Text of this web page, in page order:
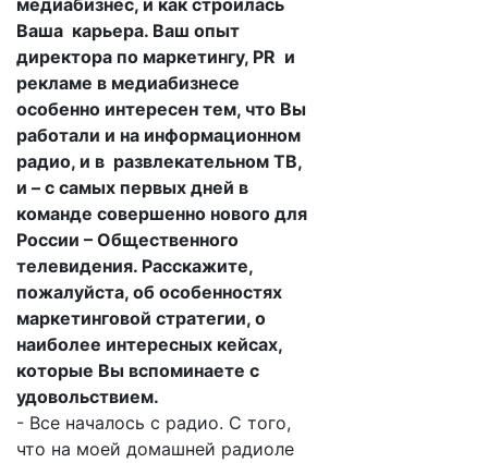
медиабизнес, и как строилась
Ваша карьера. Ваш опыт
директора по маркетингу, PR и
рекламе в медиабизнесе
особенно интересен тем, что Вы
работали и на информационном
радио, и в развлекательном ТВ,
и – с самых первых дней в
команде совершенно нового для
России – Общественного
телевидения. Расскажите,
пожалуйста, об особенностях
маркетинговой стратегии, о
наиболее интересных кейсах,
которые Вы вспоминаете с
удовольствием.
- Все началось с радио. С того,
что на моей домашней радиоле